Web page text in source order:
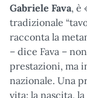
Gabriele Fava, è
tradizionale
racconta la
– dice Fava –
prestazioni, ma
nazionale. Una
vita: la nascita,